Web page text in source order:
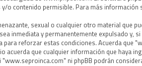
o contenido permisible. Para más información
sexual o cualquier otro material que
inmediata y permanentemente expulsado y,
reforzar estas condiciones. Acuerda que
que cualquier información que haya
ni phpBB podrán